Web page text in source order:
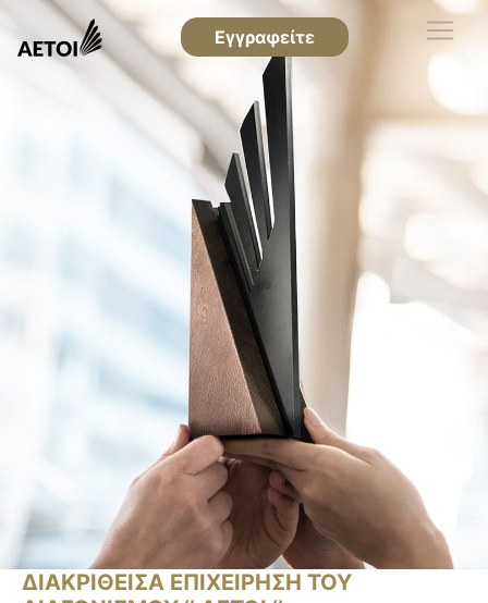
Εγγραφείτε
ΔΙΑΚΡΙΘΕΙΣΑ ΕΠΙΧΕΙΡΗΣΗ ΤΟΥ